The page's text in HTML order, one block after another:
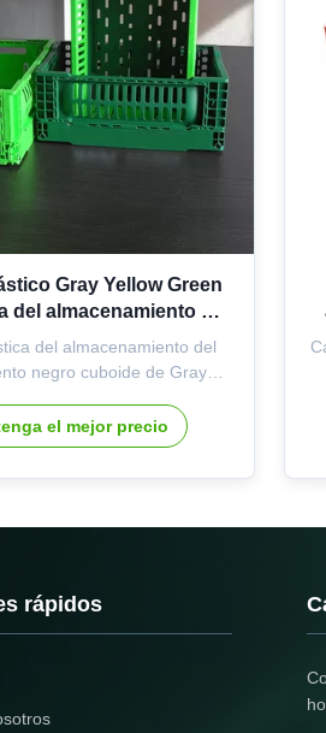
Gray Yellow Green
del almacenamiento del
moderno cuboide
del almacenamiento del
negro cuboide de Gray
del almacenamiento del
simple moderno cuboide
puede almacenar ...
el mejor precio
rápidos